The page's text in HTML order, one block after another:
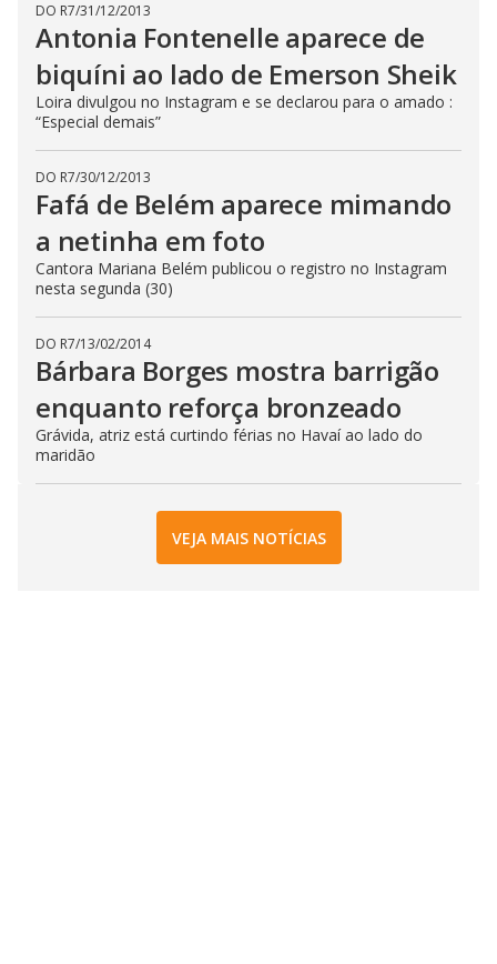
DO R7/31/12/2013
Antonia Fontenelle aparece de
biquíni ao lado de Emerson Sheik
Loira divulgou no Instagram e se declarou para o amado :
“Especial demais”
DO R7/30/12/2013
Fafá de Belém aparece mimando
a netinha em foto
Cantora Mariana Belém publicou o registro no Instagram
nesta segunda (30)
DO R7/13/02/2014
Bárbara Borges mostra barrigão
enquanto reforça bronzeado
Grávida, atriz está curtindo férias no Havaí ao lado do
maridão
VEJA MAIS NOTÍCIAS